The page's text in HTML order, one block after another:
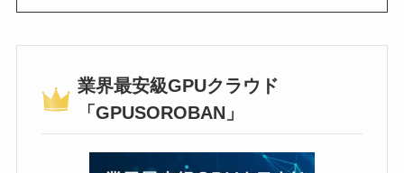
業界最安級GPUクラウド
「GPUSOROBAN」